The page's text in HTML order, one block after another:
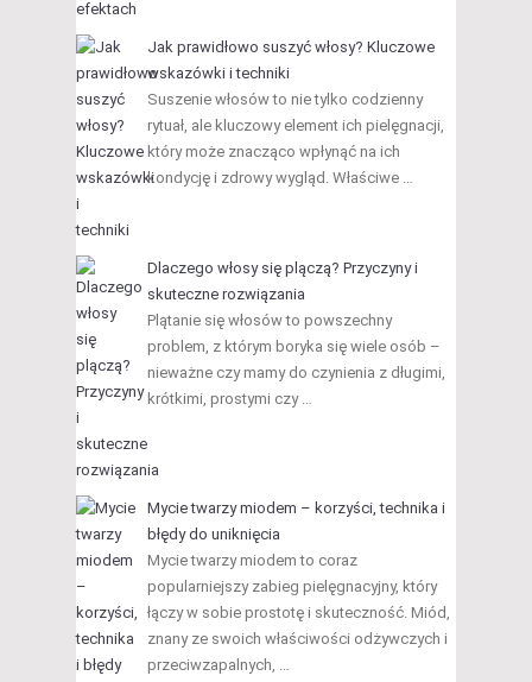
Jak prawidłowo suszyć włosy? Kluczowe
wskazówki i techniki
Suszenie włosów to nie tylko codzienny
rytuał, ale kluczowy element ich pielęgnacji,
który może znacząco wpłynąć na ich
kondycję i zdrowy wygląd. Właściwe …
Dlaczego włosy się plączą? Przyczyny i
skuteczne rozwiązania
Plątanie się włosów to powszechny
problem, z którym boryka się wiele osób –
nieważne czy mamy do czynienia z długimi,
krótkimi, prostymi czy …
Mycie twarzy miodem – korzyści, technika i
błędy do uniknięcia
Mycie twarzy miodem to coraz
popularniejszy zabieg pielęgnacyjny, który
łączy w sobie prostotę i skuteczność. Miód,
znany ze swoich właściwości odżywczych i
przeciwzapalnych, …